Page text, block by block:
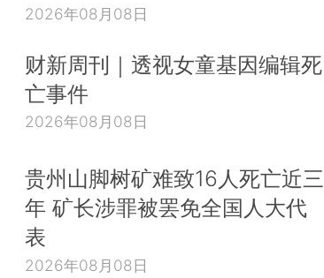
2026年08月08日
财新周刊｜透视女童基因编辑死
亡事件
2026年08月08日
贵州山脚树矿难致16人死亡近三
年 矿长涉罪被罢免全国人大代
表
2026年08月08日